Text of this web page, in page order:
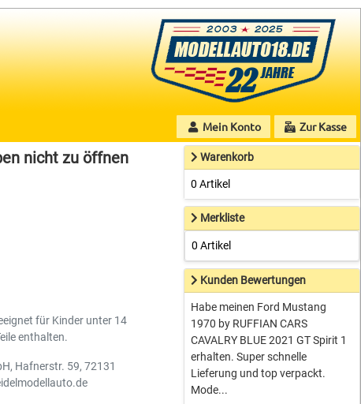
Mein Konto Zur Kasse
nicht zu öffnen
für Kinder unter 14
enthalten.
Hafnerstr. 59, 72131
Warenkorb
0 Artikel
Merkliste
0 Artikel
Kunden Bewertungen
Habe meinen Ford Mustang
1970 by RUFFIAN CARS
CAVALRY BLUE 2021 GT Spirit 1
erhalten. Super schnelle
Lieferung und top verpackt.
Mode...